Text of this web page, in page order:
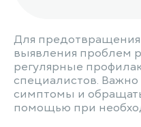
Для
выявления проблем
регулярные
специалистов. Важно
симптомы и
помощью при